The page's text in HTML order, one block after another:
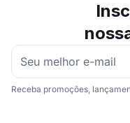
Receba promoções,